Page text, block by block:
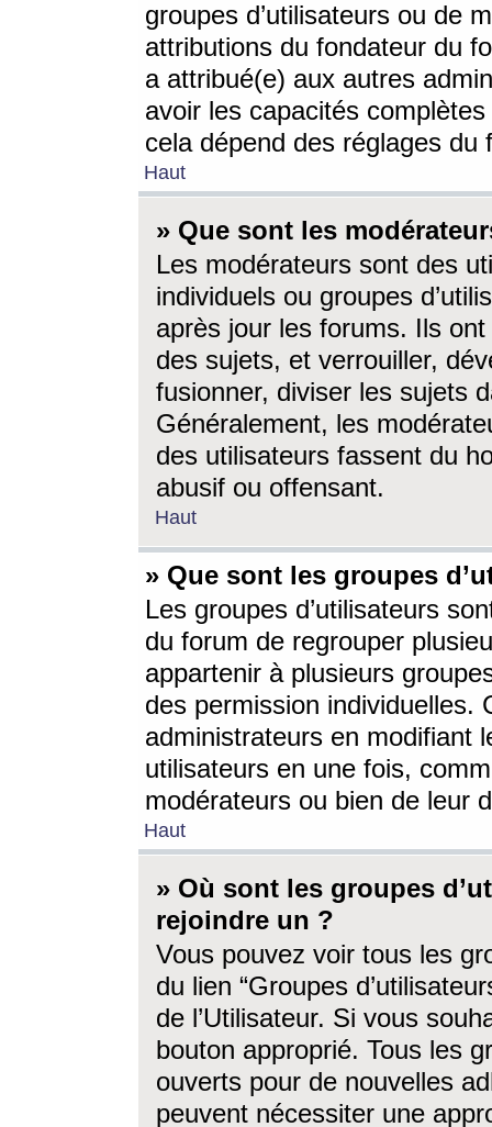
groupes d’utilisateurs ou de
attributions du fondateur du
a attribué(e) aux autres
avoir les capacités
cela dépend des réglages du
Haut
» Que sont les
Les modérateurs sont des
individuels ou groupes
après jour les forums. Ils ont
des sujets, et verrouiller,
fusionner, diviser les sujets
Généralement, les
des utilisateurs fassent du
abusif ou offensant.
Haut
» Que sont les groupes
Les groupes d’utilisateurs
du forum de regrouper
appartenir à plusieurs
des permission individuelles.
administrateurs en modifiant
utilisateurs en une fois,
modérateurs ou bien de leur
Haut
» Où sont les groupes
rejoindre un ?
Vous pouvez voir tous les
du lien “Groupes
de l’Utilisateur. Si vous
bouton approprié. Tous les
ouverts pour de nouvelles
peuvent nécessiter une